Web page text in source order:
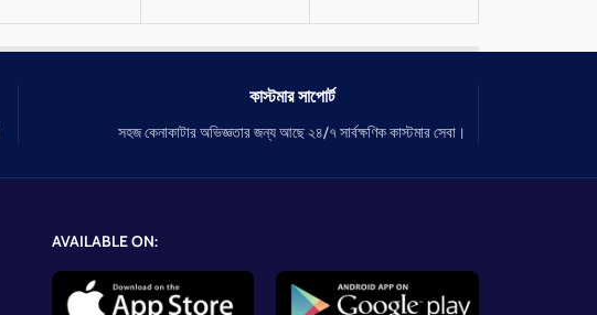
কাস্টমার সাপোর্ট
সহজ কেনাকাটার অভিজ্ঞতার জন্য আছে ২৪/৭ সার্বক্ষণিক কাস্টমার সেবা।
AVAILABLE ON: